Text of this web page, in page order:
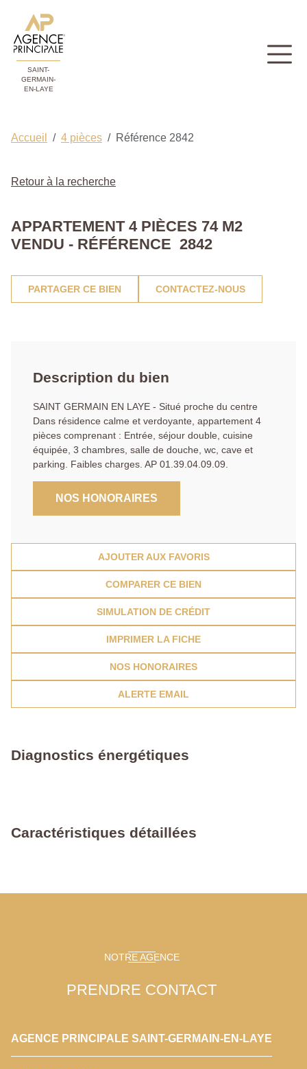
SAINT-
GERMAIN-
EN-LAYE
Accueil 4 pièces Référence 2842
Retour à la recherche
APPARTEMENT 4 PIÈCES 74 M2
VENDU - RÉFÉRENCE 2842
PARTAGER CE BIEN CONTACTEZ-NOUS
Description du bien
SAINT GERMAIN EN LAYE - Situé proche du centre
Dans résidence calme et verdoyante, appartement 4
pièces comprenant : Entrée, séjour double, cuisine
équipée, 3 chambres, salle de douche, wc, cave et
parking. Faibles charges. AP 01.39.04.09.09.
NOS HONORAIRES
AJOUTER AUX FAVORIS
COMPARER CE BIEN
SIMULATION DE CRÉDIT
IMPRIMER LA FICHE
NOS HONORAIRES
ALERTE EMAIL
Diagnostics énergétiques
Caractéristiques détaillées
NOTRE AGENCE
PRENDRE CONTACT
AGENCE PRINCIPALE SAINT-GERMAIN-EN-LAYE